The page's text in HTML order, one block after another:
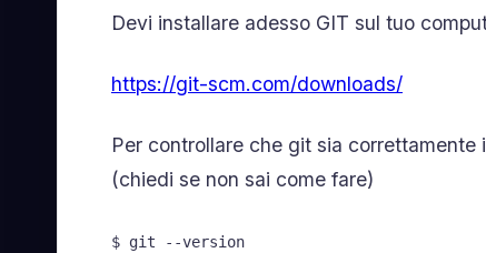
Devi installare adesso GIT sul tuo
https://git-scm.com/downloads/
Per controllare che git sia
(chiedi se non sai come fare)
$ git --version